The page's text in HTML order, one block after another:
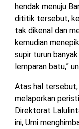
PERIKLANAN
KEBIJAKAN
PRIVASI
SOSIAL
MEDIA
PEDOMAN
MEDIA
SIBER
REDAKSI
TENTANG
KAMI
hendak menuju
dititik tersebut,
tak dikenal dan
kemudian
supir turun
lemparan batu,”
Atas hal tersebut,
melaporkan
Direktorat
ini, Umi